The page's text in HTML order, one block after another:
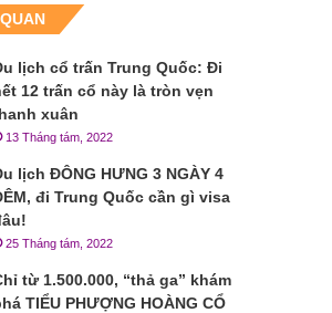
lịch cổ trấn Trung Quốc: Đi
12 trấn cổ này là tròn vẹn
xuân
13 Tháng tám, 2022
lịch ĐÔNG HƯNG 3 NGÀY 4
đi Trung Quốc cần gì visa
25 Tháng tám, 2022
từ 1.500.000, “thả ga” khám
TIỂU PHƯỢNG HOÀNG CỔ